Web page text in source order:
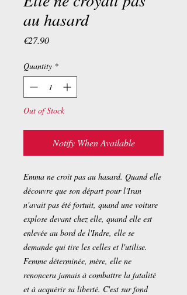
au hasard
€27.90Price
Quantity *
Out of Stock
Notify When Available
Emma ne croit pas au hasard. Quand elle
découvre que son départ pour l'Iran
n'avait pas été fortuit, quand une voiture
explose devant chez elle, quand elle est
enlevée au bord de l'Indre, elle se
demande qui tire les celles et l'utilise.
Femme déterminée, mère, elle ne
renoncera jamais à combattre la fatalité
et à acquérir sa liberté. C'est sur fond